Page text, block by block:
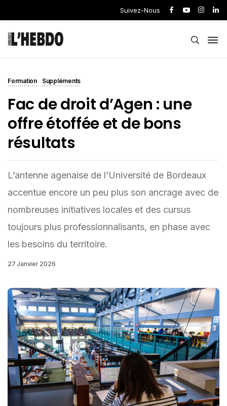
Suivez-Nous
Formation Suppléments
Fac de droit d’Agen : une
offre étoffée et de bons
résultats
L’antenne agenaise de l’Université de Bordeaux
accentue encore un peu plus son ancrage avec de
nombreuses initiatives locales et des cursus
toujours plus professionnalisants, en phase avec
les besoins du territoire.
27 Janvier 2026